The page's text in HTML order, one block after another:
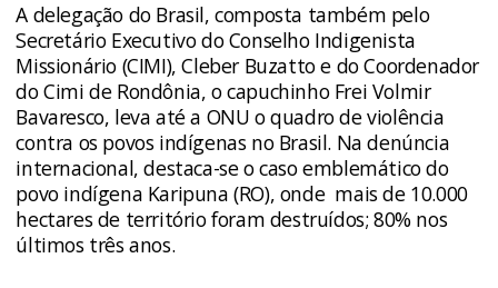
A delegação do Brasil, composta também pelo
Secretário Executivo do Conselho Indigenista
Missionário (CIMI), Cleber Buzatto e do Coordenador
do Cimi de Rondônia, o capuchinho Frei Volmir
Bavaresco, leva até a ONU o quadro de violência
contra os povos indígenas no Brasil. Na denúncia
internacional, destaca-se o caso emblemático do
povo indígena Karipuna (RO), onde mais de 10.000
hectares de território foram destruídos; 80% nos
últimos três anos.